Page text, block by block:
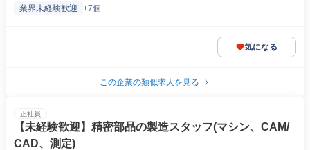
業界未経験歓迎 +7個
気になる
この企業の類似求人を見る
正社員
【未経験歓迎】精密部品の製造スタッフ(マシン、CAM/
CAD、測定)